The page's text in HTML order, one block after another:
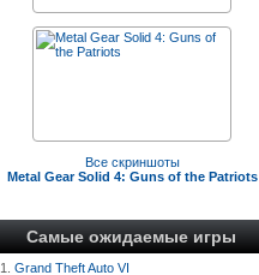
Все скриншоты
Metal Gear Solid 4: Guns of the Patriots
Самые ожидаемые игры
1. Grand Theft Auto VI